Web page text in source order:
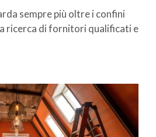
sempre più oltre i confini
ricerca di fornitori qualificati e